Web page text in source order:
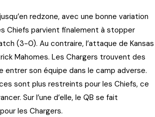
redzone, avec une bonne variation
Chiefs parvient finalement à stopper
(3-0). Au contraire, l’attaque de Kansas
Mahomes. Les Chargers trouvent des
son équipe dans le camp adverse.
sont plus restreints pour les Chiefs, ce
Sur l’une d’elle, le QB se fait
les Chargers.